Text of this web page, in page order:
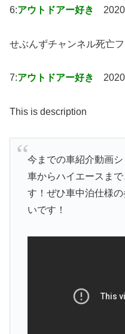
6:アウトドアー好き
せぶんずチャンネル死亡
7:アウトドアー好き
This is description
今までの車紹介動画
車からハイエースま
す！ぜひ車中泊仕様
いです！